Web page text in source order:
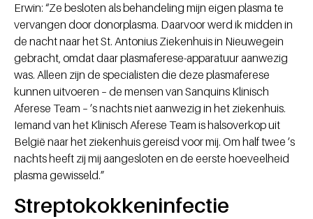
Erwin: “Ze besloten als behandeling mijn eigen plasma te
vervangen door donorplasma. Daarvoor werd ik midden in
de nacht naar het St. Antonius Ziekenhuis in Nieuwegein
gebracht, omdat daar plasmaferese-apparatuur aanwezig
was. Alleen zijn de specialisten die deze plasmaferese
kunnen uitvoeren – de mensen van Sanquins Klinisch
Aferese Team – ’s nachts niet aanwezig in het ziekenhuis.
Iemand van het Klinisch Aferese Team is halsoverkop uit
België naar het ziekenhuis gereisd voor mij. Om half twee ’s
nachts heeft zij mij aangesloten en de eerste hoeveelheid
plasma gewisseld.”
Streptokokkeninfectie